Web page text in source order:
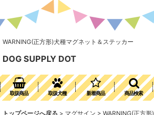
WARNING(正方形)犬種マグネット＆ステッカー
DOG SUPPLY DOT
取扱商品 取扱犬種 新着商品 商品検索
トップページへ戻る > マグサイン > WARNING(正方形)